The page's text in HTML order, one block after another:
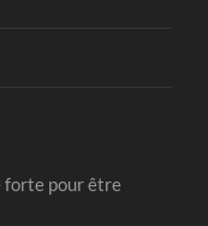
forte pour être